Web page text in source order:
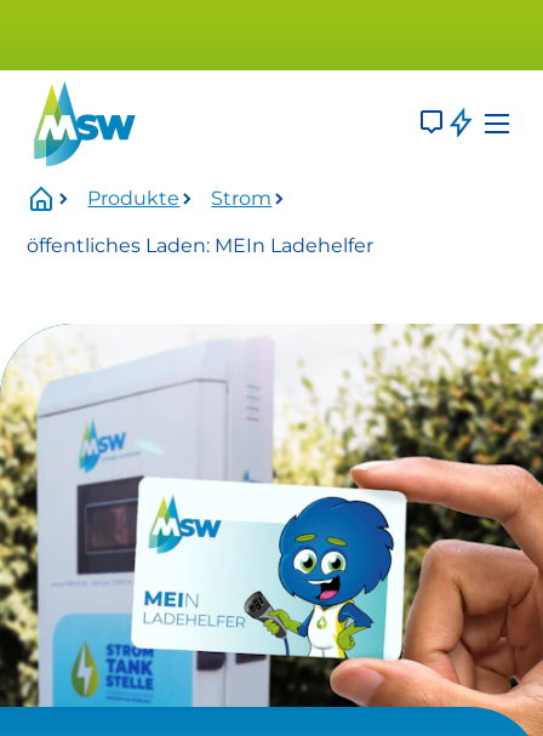
Mittwoch, 01.07.2026 Uhr bis voraussichtlich
Betroffen:
Onlineservice
eingeschränkt verfügbar
https://www.stadtwerke-
meissen.de/formularservice/
info@stadtwerke-meissen.de
bewerbung@stadtwerke-meissen.de
Produkte Strom
öffentliches Laden: MEIn Ladehelfer